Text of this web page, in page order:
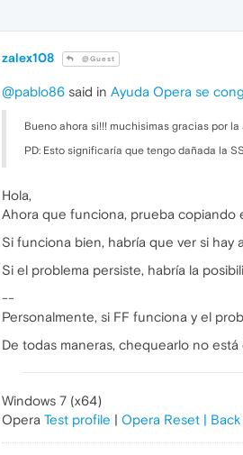
zalex108 @Guest
@pablo86 said in Ayuda Opera se
Bueno ahora si!!! muchisimas gracias por
PD: Esto significaría que tengo dañada la
Hola,
Ahora que funciona, prueba copiando
Si funciona bien, habría que ver si
Si el problema persiste, habría la
--
Personalmente, si FF funciona y el
De todas maneras, chequearlo no está
Windows 7 (x64)
Opera Test profile | Opera Reset |